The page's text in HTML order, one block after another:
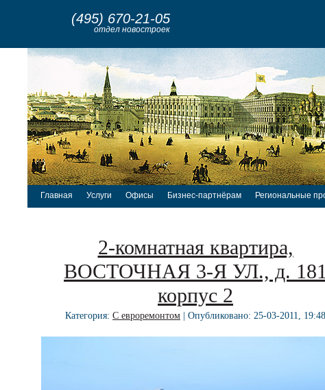
(495) 670-21-05
отдел новостроек
Главная Услуги Офисы Бизнес-партнёрам Региональные
2-комнатная квартира,
ВОСТОЧНАЯ 3-Я УЛ., д.
корпус 2
Категория: С евроремонтом | Опубликовано: 25-03-2011, 19:48